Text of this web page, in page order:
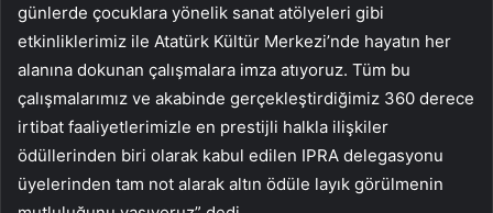
günlerde çocuklara yönelik sanat atölyeleri gibi
etkinliklerimiz ile Atatürk Kültür Merkezi’nde hayatın her
alanına dokunan çalışmalara imza atıyoruz. Tüm bu
çalışmalarımız ve akabinde gerçekleştirdiğimiz 360 derece
irtibat faaliyetlerimizle en prestijli halkla ilişkiler
ödüllerinden biri olarak kabul edilen IPRA delegasyonu
üyelerinden tam not alarak altın ödüle layık görülmenin